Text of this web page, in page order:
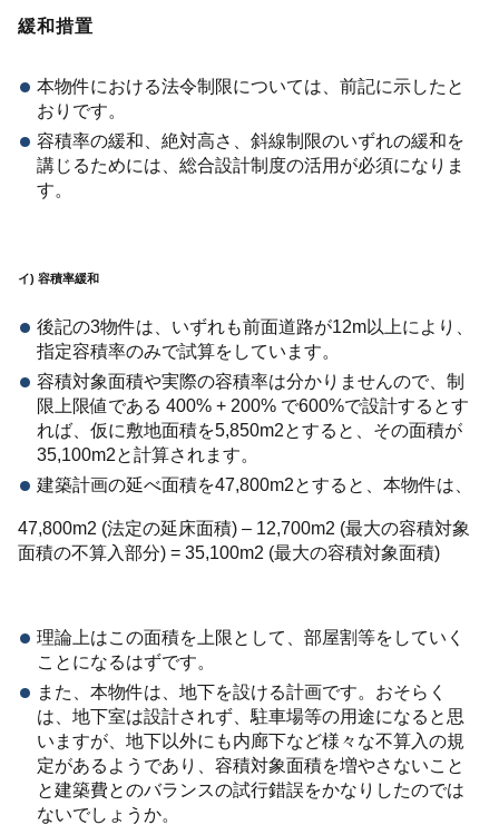
緩和措置
本物件における法令制限については、前記に示したと
おりです。
容積率の緩和、絶対高さ、斜線制限のいずれの緩和を
講じるためには、総合設計制度の活用が必須になりま
す。
イ) 容積率緩和
後記の3物件は、いずれも前面道路が12m以上により、
指定容積率のみで試算をしています。
容積対象面積や実際の容積率は分かりませんので、制
限上限値である 400% + 200% で600%で設計するとす
れば、仮に敷地面積を5,850m2とすると、その面積が
35,100m2と計算されます。
建築計画の延べ面積を47,800m2とすると、本物件は、
47,800m2 (法定の延床面積) – 12,700m2 (最大の容積対象
面積の不算入部分) = 35,100m2 (最大の容積対象面積)
理論上はこの面積を上限として、部屋割等をしていく
ことになるはずです。
また、本物件は、地下を設ける計画です。おそらく
は、地下室は設計されず、駐車場等の用途になると思
いますが、地下以外にも内廊下など様々な不算入の規
定があるようであり、容積対象面積を増やさないこと
と建築費とのバランスの試行錯誤をかなりしたのでは
ないでしょうか。